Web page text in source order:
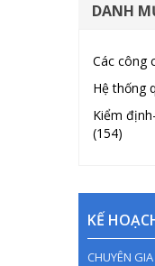
DANH
Các công
Hệ thống
Kiểm
(154)
KẾ
CHUYÊN